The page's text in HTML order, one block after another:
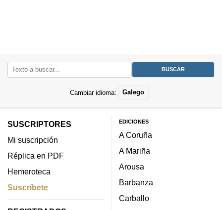
Cambiar idioma: Galego
SUSCRIPTORES
Mi suscripción
Réplica en PDF
Hemeroteca
Suscríbete
EDICIONES
A Coruña
A Mariña
Arousa
Barbanza
Carballo